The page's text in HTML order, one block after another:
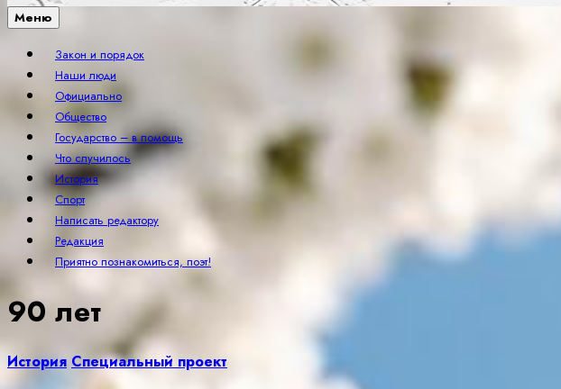
Меню
Закон и порядок
Наши люди
Официально
Общество
Государство – в помощь
Что случилось
История
Спорт
Написать редактору
Редакция
Приятно познакомиться, поэт!
90 лет
История Специальный проект